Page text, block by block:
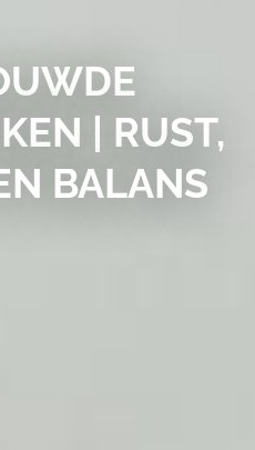
| RUST,
BALANS